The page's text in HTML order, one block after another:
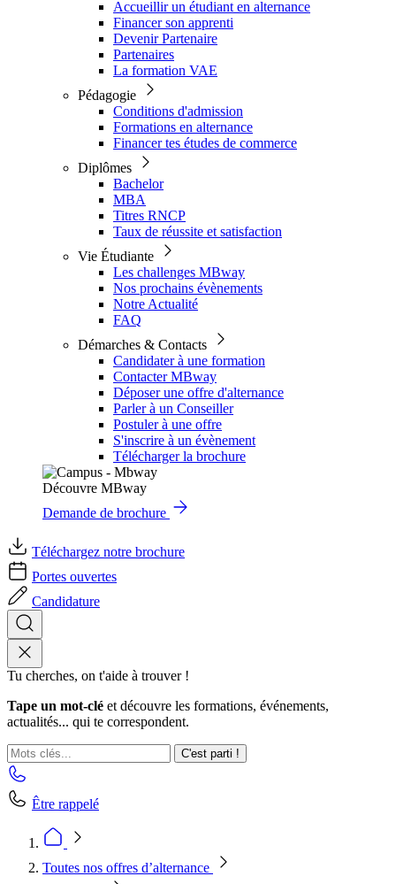
Accueillir un étudiant en alternance
Financer son apprenti
Devenir Partenaire
Partenaires
La formation VAE
Pédagogie
Conditions d'admission
Formations en alternance
Financer tes études de commerce
Diplômes
Bachelor
MBA
Titres RNCP
Taux de réussite et satisfaction
Vie Étudiante
Les challenges MBway
Nos prochains évènements
Notre Actualité
FAQ
Démarches & Contacts
Candidater à une formation
Contacter MBway
Déposer une offre d'alternance
Parler à un Conseiller
Postuler à une offre
S'inscrire à un évènement
Télécharger la brochure
Découvre MBway
Demande de brochure
Téléchargez notre brochure
Portes ouvertes
Candidature
Tu cherches, on t'aide à trouver !
Tape un mot-clé et découvre les formations, événements,
actualités... qui te correspondent.
C'est parti !
Être rappelé
Toutes nos offres d’alternance